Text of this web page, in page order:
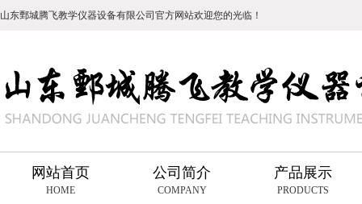
山东鄄城腾飞教学仪器设备有限公司官方网站欢迎您的光临！
网站首页
HOME
公司简介
COMPANY
产品展示
PRODUCTS